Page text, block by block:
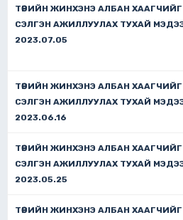
ТӨРИЙН ЖИНХЭНЭ АЛБАН
СЭЛГЭН АЖИЛЛУУЛАХ ТУХАЙ
2023.07.05
ТӨРИЙН ЖИНХЭНЭ АЛБАН
СЭЛГЭН АЖИЛЛУУЛАХ ТУХАЙ
2023.06.16
ТӨРИЙН ЖИНХЭНЭ АЛБАН
СЭЛГЭН АЖИЛЛУУЛАХ ТУХАЙ
2023.05.25
ТӨРИЙН ЖИНХЭНЭ АЛБАН